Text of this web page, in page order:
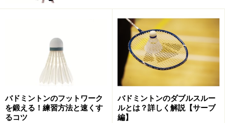
バドミントンのフットワーク
を鍛える！練習方法と速くす
るコツ
バドミントンのダブルスルー
ルとは？詳しく解説【サーブ
編】